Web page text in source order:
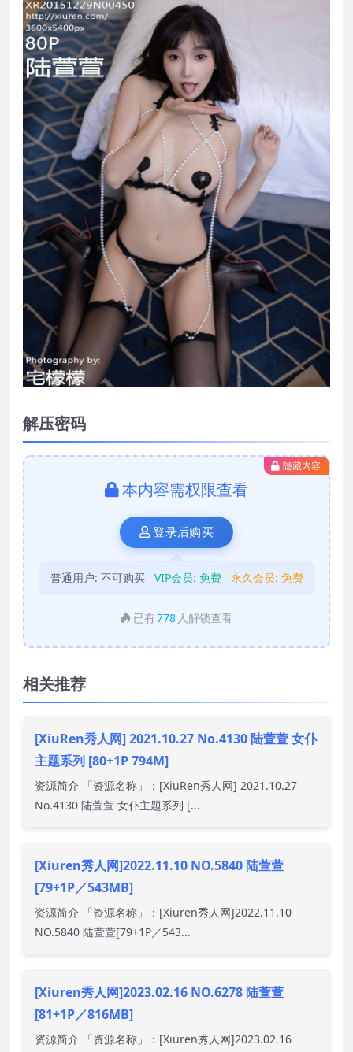
解压密码
隐藏内容
本内容需权限查看
登录后购买
普通用户: 不可购买 VIP会员: 免费 永久会员: 免费
已有778 人解锁查看
相关推荐
[XiuRen秀人网] 2021.10.27 No.4130 陆萱萱 女仆
主题系列 [80+1P 794M]
资源简介 「资源名称」：[XiuRen秀人网] 2021.10.27
No.4130 陆萱萱 女仆主题系列 [...
[Xiuren秀人网]2022.11.10 NO.5840 陆萱萱
[79+1P／543MB]
资源简介 「资源名称」：[Xiuren秀人网]2022.11.10
NO.5840 陆萱萱[79+1P／543...
[Xiuren秀人网]2023.02.16 NO.6278 陆萱萱
[81+1P／816MB]
资源简介 「资源名称」：[Xiuren秀人网]2023.02.16